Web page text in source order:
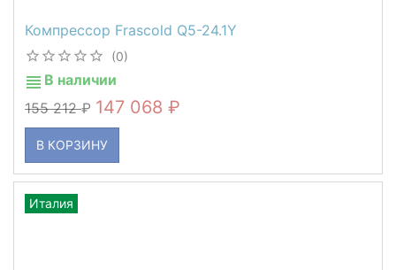
Компрессор Frascold Q5-24.1Y
(0)
В наличии
155 212
147 068
В КОРЗИНУ
Италия